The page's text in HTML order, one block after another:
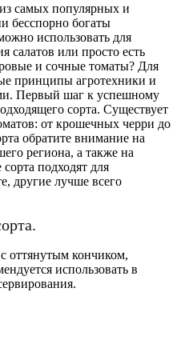
самых популярных и
бесспорно богаты
использовать для
салатов или просто есть
и сочные томаты? Для
принципы агротехники и
Первый шаг к успешному
сорта. Существует
от крошечных черри до
обратите внимание на
региона, а также на
подходят для
другие лучше всего
оттянутым кончиком,
использовать в